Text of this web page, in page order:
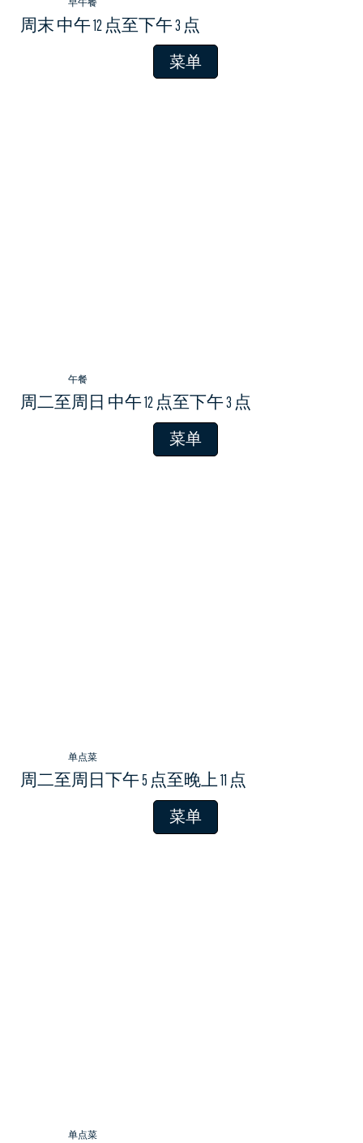
早午餐
周末 中午 12 点至下午 3 点
菜单
午餐
周二至周日 中午 12 点至下午 3 点
菜单
单点菜
周二至周日下午 5 点至晚上 11 点
菜单
单点菜